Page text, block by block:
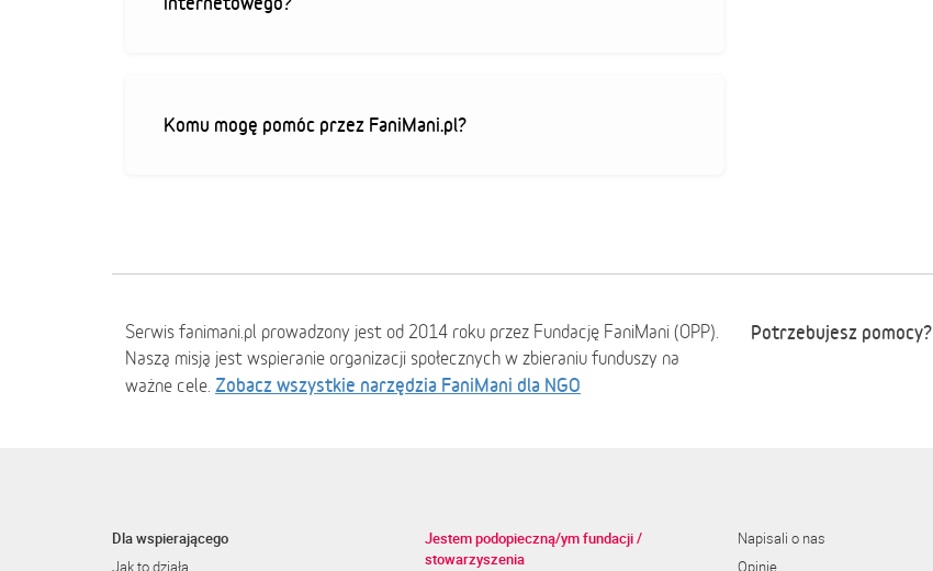
Komu mogę pomóc przez FaniMani.pl?
Serwis fanimani.pl prowadzony jest od 2014 roku przez Fundację FaniMani (OPP).
Naszą misją jest wspieranie organizacji społecznych w zbieraniu funduszy na
ważne cele. Zobacz wszystkie narzędzia FaniMani dla NGO
Potrzebujesz pomocy?
Dla wspierającego
Jak to działa
Jestem podopieczną/ym fundacji /
stowarzyszenia
Napisali o nas
Opinie